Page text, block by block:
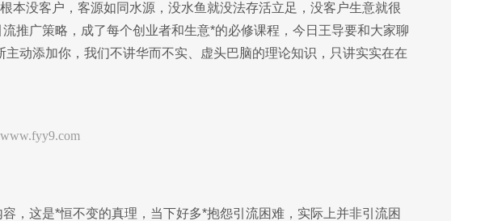
本没客户，客源如同水源，没水鱼就没法存活立足，没客户生意就很
推广策略，成了每个创业者和生意*的必修课程，今日王导要和大家聊
动添加你，我们不讲华而不实、虚头巴脑的理论知识，只讲实实在在
，这是*恒不变的真理，当下好多*抱怨引流困难，实际上并非引流困